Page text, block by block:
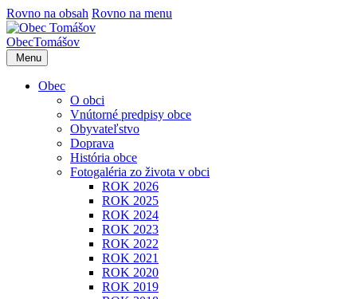
Rovno na obsah Rovno na menu
ObecTomášov
Menu
Obec
O obci
Vnútorné predpisy obce
Obyvateľstvo
Doprava
História obce
Fotogaléria zo života v obci
ROK 2026
ROK 2025
ROK 2024
ROK 2023
ROK 2022
ROK 2021
ROK 2020
ROK 2019